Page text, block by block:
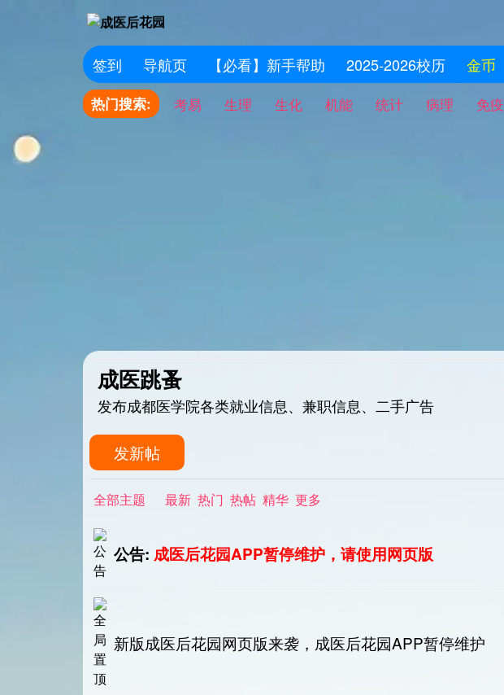
签到 导航页 【必看】新手帮助 2025-2026校历 金币
热门搜索: 考易 生理 生化 机能 统计 病理 免疫
成医跳蚤
发布成都医学院各类就业信息、兼职信息、二手广告
发新帖
全部主题 最新 热门 热帖 精华 更多
公告: 成医后花园APP暂停维护，请使用网页版
新版成医后花园网页版来袭，成医后花园APP暂停维护